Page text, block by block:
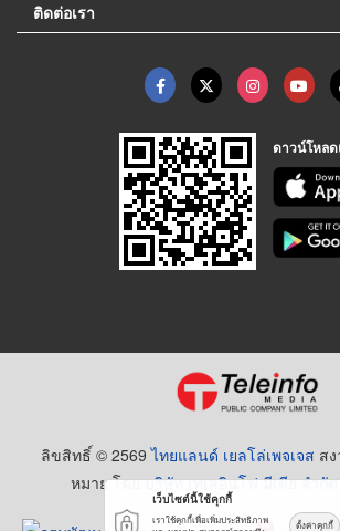
ติดต่อเรา
ดาวน์โหล
ลิขสิทธิ์ © 2569ไทยแลนด์ เยลโล่เพจเจส ส
หมาย โดยบริษัท เทเลอินโฟ มีเดีย จำกั
เว็บไซต์นี้ใช้คุกกี้
เราใช้คุกกี้เพื่อเพิ่มประสิทธิภาพ
ตั้งค่าคุกกี้